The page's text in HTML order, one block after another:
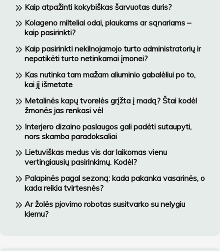
Kaip atpažinti kokybiškas šarvuotas duris?
Kolageno milteliai odai, plaukams ar sąnariams –
kaip pasirinkti?
Kaip pasirinkti nekilnojamojo turto administratorių ir
nepatikėti turto netinkamai įmonei?
Kas nutinka tam mažam aliuminio gabalėliui po to,
kai jį išmetate
Metalinės kapų tvorelės grįžta į madą? Štai kodėl
žmonės jas renkasi vėl
Interjero dizaino paslaugos gali padėti sutaupyti,
nors skamba paradoksaliai
Lietuviškas medus vis dar laikomas vienu
vertingiausių pasirinkimų. Kodėl?
Palapinės pagal sezoną: kada pakanka vasarinės, o
kada reikia tvirtesnės?
Ar žolės pjovimo robotas susitvarko su nelygiu
kiemu?